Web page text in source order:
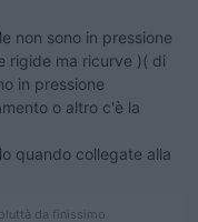
non sono in pressione
rigide ma ricurve )( di
in pressione
o altro c'è la
quando collegate alla
da finissimo